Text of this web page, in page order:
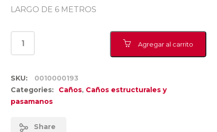
LARGO DE 6 METROS
Agregar al carrito
SKU:
0010000193
Categories:
Caños, Caños estructurales y
pasamanos
Share